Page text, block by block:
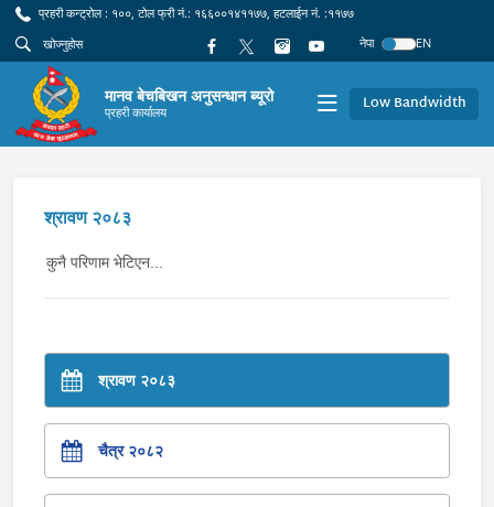
प्रहरी कन्ट्रोल : १००, टोल फ्री नं.: १६६००१४११७७, हटलाईन नं. :११७७
नेपा
EN
मानव बेचबिखन अनुसन्धान ब्यूरो
प्रहरी कार्यालय Low Bandwidth
श्रावण २०८३
कुनै परिणाम भेटिएन...
श्रावण २०८३
चैत्र २०८२